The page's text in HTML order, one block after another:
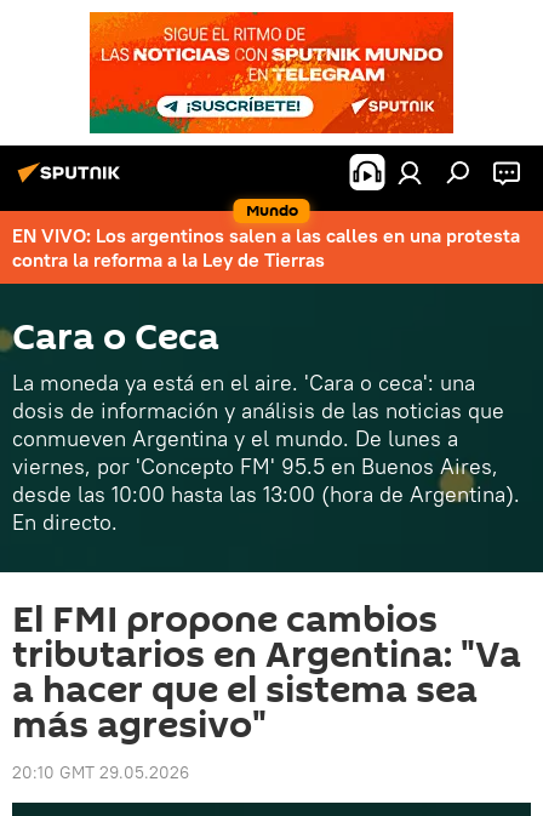
Mundo
EN VIVO: Los argentinos salen a las calles en una protesta
contra la reforma a la Ley de Tierras
Cara o Ceca
La moneda ya está en el aire. 'Cara o ceca': una
dosis de información y análisis de las noticias que
conmueven Argentina y el mundo. De lunes a
viernes, por 'Concepto FM' 95.5 en Buenos Aires,
desde las 10:00 hasta las 13:00 (hora de Argentina).
En directo.
El FMI propone cambios
tributarios en Argentina: "Va
a hacer que el sistema sea
más agresivo"
20:10 GMT 29.05.2026